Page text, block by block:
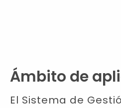
Ámbito de
El Sistema de